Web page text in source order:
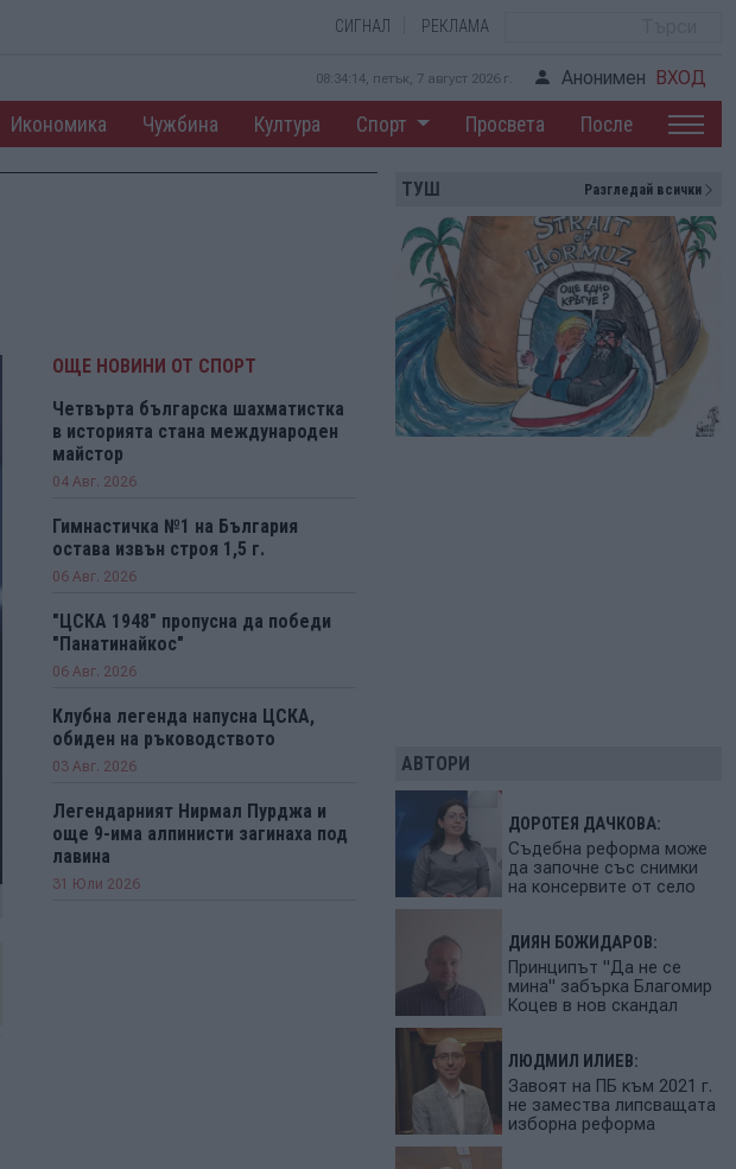
СИГНАЛ РЕКЛАМА
08:34:14, петък, 7 август 2026 г. Анонимен ВХОД
Икономика Чужбина Култура Спорт Просвета После
ОЩЕ НОВИНИ ОТ СПОРТ
Четвърта българска шахматистка
в историята стана международен
майстор
04 Авг. 2026
Гимнастичка №1 на България
остава извън строя 1,5 г.
06 Авг. 2026
"ЦСКА 1948" пропусна да победи
"Панатинайкос"
06 Авг. 2026
Клубна легенда напусна ЦСКА,
обиден на ръководството
03 Авг. 2026
Легендарният Нирмал Пурджа и
още 9-има алпинисти загинаха под
лавина
31 Юли 2026
ТУШ Разгледай всички
АВТОРИ
ДОРОТЕЯ ДАЧКОВА:
Съдебна реформа може
да започне със снимки
на консервите от село
ДИЯН БОЖИДАРОВ:
Принципът "Да не се
мина" забърка Благомир
Коцев в нов скандал
ЛЮДМИЛ ИЛИЕВ:
Завоят на ПБ към 2021 г.
не замества липсващата
изборна реформа